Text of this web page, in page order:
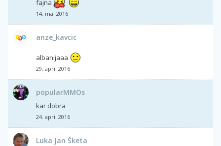
fajna
14. maj 2016
anze_kavcic
albanijaaa
29. april 2016
popularMMOs
kar dobra
24. april 2016
Luka Jan Šketa